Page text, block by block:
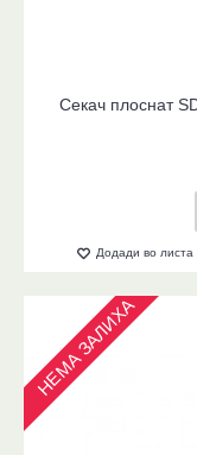
Секач плоснат
Додади во
НЕМА ЗАЛИХА